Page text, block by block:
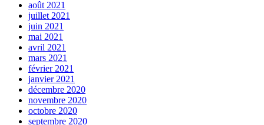
août 2021
juillet 2021
juin 2021
mai 2021
avril 2021
mars 2021
février 2021
janvier 2021
décembre 2020
novembre 2020
octobre 2020
septembre 2020